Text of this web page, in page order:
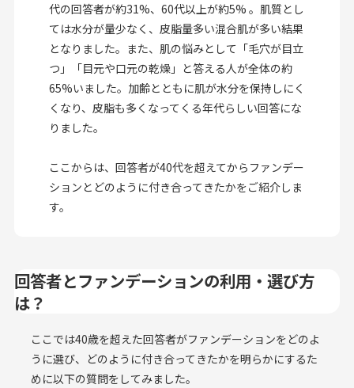
代の回答者が約31%、60代以上が約5% 。肌質とし
ては水分が量少なく、皮脂量多い混合肌が多い結果
となりました。また、肌の悩みとして「毛穴が目立
つ」「目元や口元の乾燥」と答える人が全体の約
65%いました。加齢とともに肌が水分を保持しにく
くなり、皮脂も多くなってくる年代らしい回答にな
りました。
ここからは、回答者が40代を超えてからファンデー
ションとどのように付き合ってきたかをご紹介しま
す。
回答者とファンデーションの利用・選び方
は？
ここでは40歳を超えた回答者がファンデーションをどのよ
うに選び、どのように付き合ってきたかを明らかにするた
めに以下の質問をしてみました。